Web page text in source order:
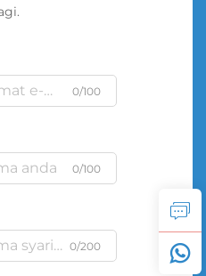
0/100
0/100
0/200